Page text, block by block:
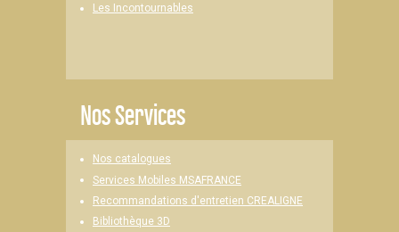
Les Incontournables
Nos Services
Nos catalogues
Services Mobiles MSAFRANCE
Recommandations d'entretien CREALIGNE
Bibliothèque 3D